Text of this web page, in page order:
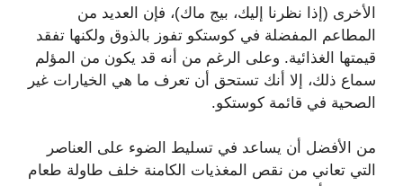
الأخرى (إذا نظرنا إليك، بيج ماك)، فإن العديد من
المطاعم المفضلة في كوستكو تفوز بالذوق ولكنها تفقد
قيمتها الغذائية. وعلى الرغم من أنه قد يكون من المؤلم
سماع ذلك، إلا أنك تستحق أن تعرف ما هي الخيارات غير
الصحية في قائمة كوستكو.
من الأفضل أن يساعد في تسليط الضوء على العناصر
التي تعاني من نقص المغذيات الكامنة خلف طاولة طعام